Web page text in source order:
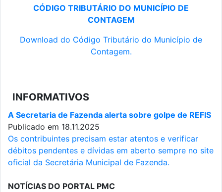
CÓDIGO TRIBUTÁRIO DO MUNICÍPIO DE
CONTAGEM
Download do Código Tributário do Município de
Contagem.
INFORMATIVOS
A Secretaria de Fazenda alerta sobre golpe de REFIS
Publicado em 18.11.2025
Os contribuintes precisam estar atentos e verificar
débitos pendentes e dívidas em aberto sempre no site
oficial da Secretária Municipal de Fazenda.
NOTÍCIAS DO PORTAL PMC